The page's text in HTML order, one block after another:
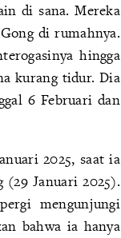
di sana. Mereka
di rumahnya.
hingga
kurang tidur. Dia
6 Februari dan
2025, saat ia
Januari 2025).
mengunjungi
bahwa ia hanya